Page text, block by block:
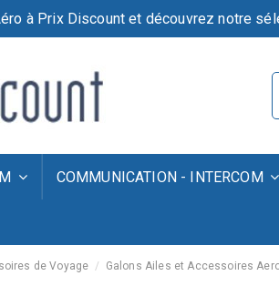
à Prix Discount et découvrez notre
COMMUNICATION - INTERCOM
de Voyage Galons Ailes et Accessoires